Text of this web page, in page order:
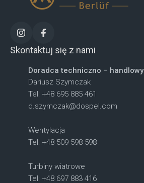
Skontaktuj się z nami
Doradca techniczno – handlowy
Dariusz Szymczak
Tel: +48 695 885 461
d.szymczak@dospel.com
Wentylacja
Tel: +48 509 598 598
Turbiny wiatrowe
Tel: +48 697 883 416